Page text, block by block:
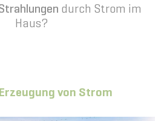
durch Strom im
Haus?
von Strom